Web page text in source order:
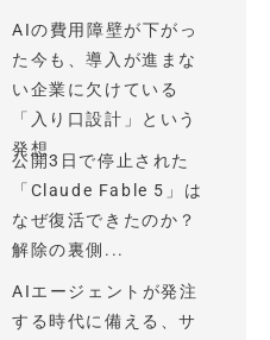
AIの費用障壁が下がっ
た今も、導入が進まな
い企業に欠けている
「入り口設計」という
発想
公開3日で停止された
「Claude Fable 5」は
なぜ復活できたのか？
解除の裏側...
AIエージェントが発注
する時代に備える、サ